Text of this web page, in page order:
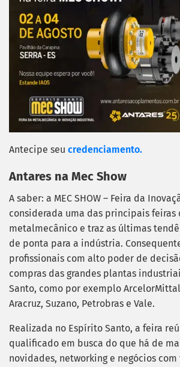
Antecipe seu credenciamento.
Antares na Mec Show
A saber: a MEC SHOW – Feira da
considerada uma das principais feiras
metalmecânico e traz as últimas
de ponta para a indústria.
profissionais com alto poder de
compras das grandes plantas
Santo, como por exemplo
Aracruz, Suzano, Petrobras e Vale.
Realizada no Espírito Santo, a feira
qualificado em busca do que há de
novidades, networking e negócios